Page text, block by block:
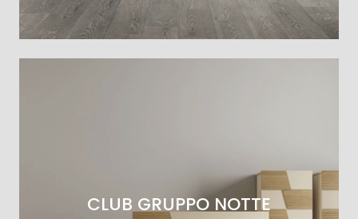
CLUB GRUPPO NOTTE